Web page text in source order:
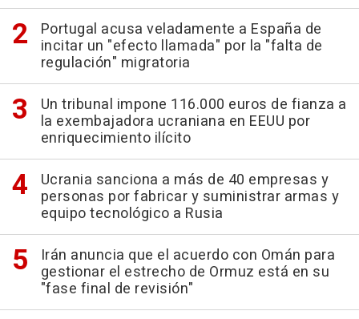
Portugal acusa veladamente a España de
incitar un "efecto llamada" por la "falta de
regulación" migratoria
Un tribunal impone 116.000 euros de fianza a
la exembajadora ucraniana en EEUU por
enriquecimiento ilícito
Ucrania sanciona a más de 40 empresas y
personas por fabricar y suministrar armas y
equipo tecnológico a Rusia
Irán anuncia que el acuerdo con Omán para
gestionar el estrecho de Ormuz está en su
"fase final de revisión"